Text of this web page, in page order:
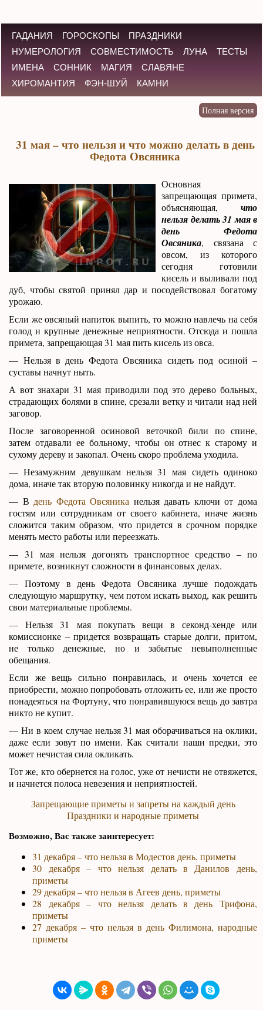
ГАДАНИЯ ГОРОСКОПЫ
ПРАЗДНИКИ
НУМЕРОЛОГИЯ
СОВМЕСТИМОСТЬ ЛУНА
ТЕСТЫ
ИМЕНА
СОННИК МАГИЯ
СЛАВЯНЕ
ХИРОМАНТИЯ
ФЭН-ШУЙ КАМНИ
31 мая – что нельзя и что можно делать в день
Федота Овсяника
Основная
запрещающая примета,
объясняющая, что
нельзя делать 31 мая в
день Федота
Овсяника, связана с
овсом, из которого
сегодня готовили
кисель и выливали под
дуб, чтобы святой принял дар и посодействовал богатому
урожаю.
Если же овсяный напиток выпить, то можно навлечь на себя
голод и крупные денежные неприятности. Отсюда и пошла
примета, запрещающая 31 мая пить кисель из овса.
— Нельзя в день Федота Овсяника сидеть под осиной –
суставы начнут ныть.
А вот знахари 31 мая приводили под это дерево больных,
страдающих болями в спине, срезали ветку и читали над ней
заговор.
После заговоренной осиновой веточкой били по спине,
затем отдавали ее больному, чтобы он отнес к старому и
сухому дереву и закопал. Очень скоро проблема уходила.
— Незамужним девушкам нельзя 31 мая сидеть одиноко
дома, иначе так вторую половинку никогда и не найдут.
— В день Федота Овсяника нельзя давать ключи от дома
гостям или сотрудникам от своего кабинета, иначе жизнь
сложится таким образом, что придется в срочном порядке
менять место работы или переезжать.
— 31 мая нельзя догонять транспортное средство – по
примете, возникнут сложности в финансовых делах.
— Поэтому в день Федота Овсяника лучше подождать
следующую маршрутку, чем потом искать выход, как решить
свои материальные проблемы.
— Нельзя 31 мая покупать вещи в секонд-хенде или
комиссионке – придется возвращать старые долги, притом,
не только денежные, но и забытые невыполненные
обещания.
Если же вещь сильно понравилась, и очень хочется ее
приобрести, можно попробовать отложить ее, или же просто
понадеяться на Фортуну, что понравившуюся вещь до завтра
никто не купит.
— Ни в коем случае нельзя 31 мая оборачиваться на оклики,
даже если зовут по имени. Как считали наши предки, это
может нечистая сила окликать.
Тот же, кто обернется на голос, уже от нечисти не отвяжется,
и начнется полоса невезения и неприятностей.
Запрещающие приметы и запреты на каждый день
Праздники и народные приметы
Возможно, Вас также заинтересует:
31 декабря – что нельзя в Модестов день, приметы
30 декабря – что нельзя делать в Данилов день,
приметы
29 декабря – что нельзя в Агеев день, приметы
28 декабря – что нельзя делать в день Трифона,
приметы
27 декабря – что нельзя в день Филимона, народные
приметы